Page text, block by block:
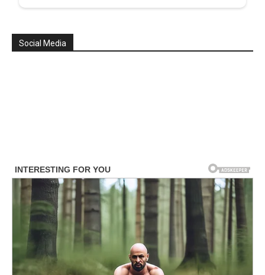
Social Media